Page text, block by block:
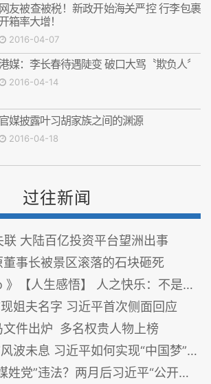
网友被查被税！新政开始海关严控 行李包裹
箱率大增！
2016-04-07
媒：李长春待遇陡变 破口大骂〝欺负人〞
2016-04-14
官媒披露叶习胡家族之间的渊源
2016-04-18
过往新闻
联 大陆百亿投资平台望洲出事
董事长被景区滚落的石块砸死
生感悟】 人之快乐：不是你获得多 而是你要求的少
姐夫名字 习近平首次侧面回应
文件出炉 多名权贵人物上榜
波未息 习近平如何实现“中国梦”？
党”违法？两月后习近平“公开回应”